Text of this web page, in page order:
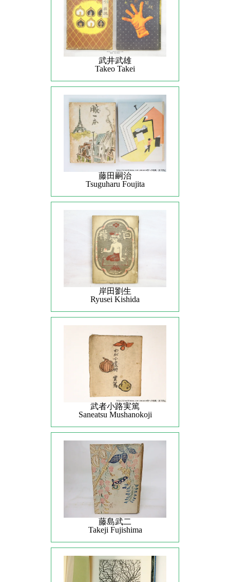
武井武雄
Takeo Takei
藤田嗣治
Tsuguharu Foujita
岸田劉生
Ryusei Kishida
武者小路実篤
Saneatsu Mushanokoji
藤島武二
Takeji Fujishima